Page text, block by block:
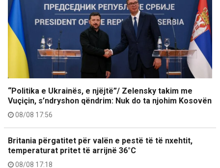
“Politika e Ukrainës, e njëjtë”/ Zelensky takim me
Vuçiçin, s’ndryshon qëndrim: Nuk do ta njohim Kosovën
08/08 17:56
Britania përgatitet për valën e pestë të të nxehtit,
temperaturat pritet të arrijnë 36°C
08/08 17:18